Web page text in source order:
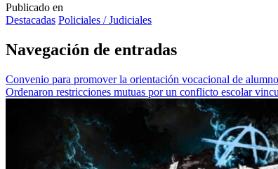
Publicado en
Destacadas Policiales / Judiciales
Navegación de entradas
Convenio para promover la orientación vocacional de
Ordenaron restricciones mutuas por un conflicto escolar